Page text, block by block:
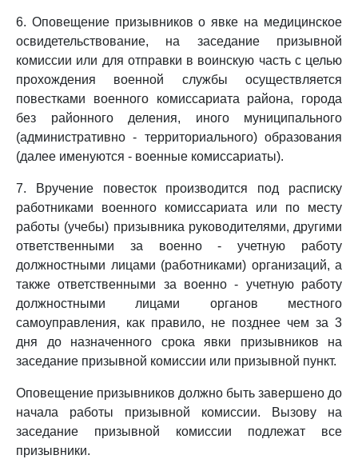
6. Оповещение призывников о явке на медицинское
освидетельствование, на заседание призывной
комиссии или для отправки в воинскую часть с целью
прохождения военной службы осуществляется
повестками военного комиссариата района, города
без районного деления, иного муниципального
(административно - территориального) образования
(далее именуются - военные комиссариаты).
7. Вручение повесток производится под расписку
работниками военного комиссариата или по месту
работы (учебы) призывника руководителями, другими
ответственными за военно - учетную работу
должностными лицами (работниками) организаций, а
также ответственными за военно - учетную работу
должностными лицами органов местного
самоуправления, как правило, не позднее чем за 3
дня до назначенного срока явки призывников на
заседание призывной комиссии или призывной пункт.
Оповещение призывников должно быть завершено до
начала работы призывной комиссии. Вызову на
заседание призывной комиссии подлежат все
призывники.